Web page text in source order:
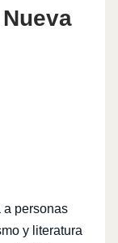
a personas
y literatura